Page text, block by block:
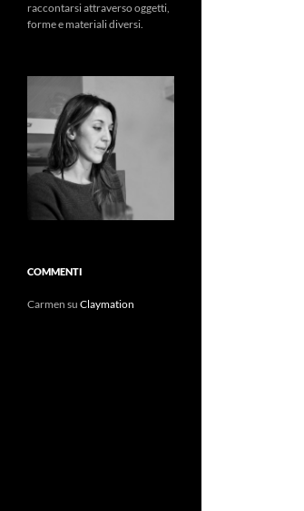
raccontarsi attraverso oggetti,
forme e materiali diversi.
COMMENTI
Carmen su Claymation